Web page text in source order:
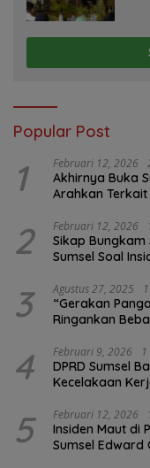
Popular Post
1 Februari 12, 2026
Akhirnya Buka
Arahkan
2 Februari 12, 2026
Sikap Bungkam
Sumsel Soal
3 Agustus 27, 2025
“Gerakan
Ringankan
4 Februari 9, 2026
DPRD Sumsel
Kecelakaan
5 Februari 12, 2026
Insiden Maut di
Sumsel